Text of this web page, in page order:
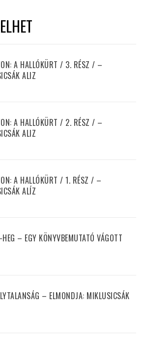
A HALLÓKÜRT / 3. RÉSZ / –
ALIZ
A HALLÓKÜRT / 2. RÉSZ / –
ALIZ
A HALLÓKÜRT / 1. RÉSZ / –
ALÍZ
– EGY KÖNYVBEMUTATÓ VÁGOTT
– ELMONDJA: MIKLUSICSÁK